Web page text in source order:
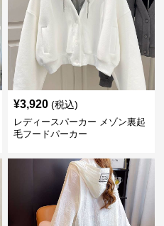
¥3,920 (税込)
レディースパーカー メゾン裏起
毛フードパーカー